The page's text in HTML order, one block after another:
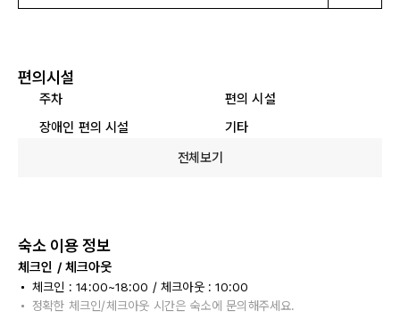
편의시설
주차
편의 시설
장애인 편의 시설
기타
전체보기
숙소 이용 정보
체크인 / 체크아웃
체크인 : 14:00~18:00 / 체크아웃 : 10:00
정확한 체크인/체크아웃 시간은 숙소에 문의해주세요.